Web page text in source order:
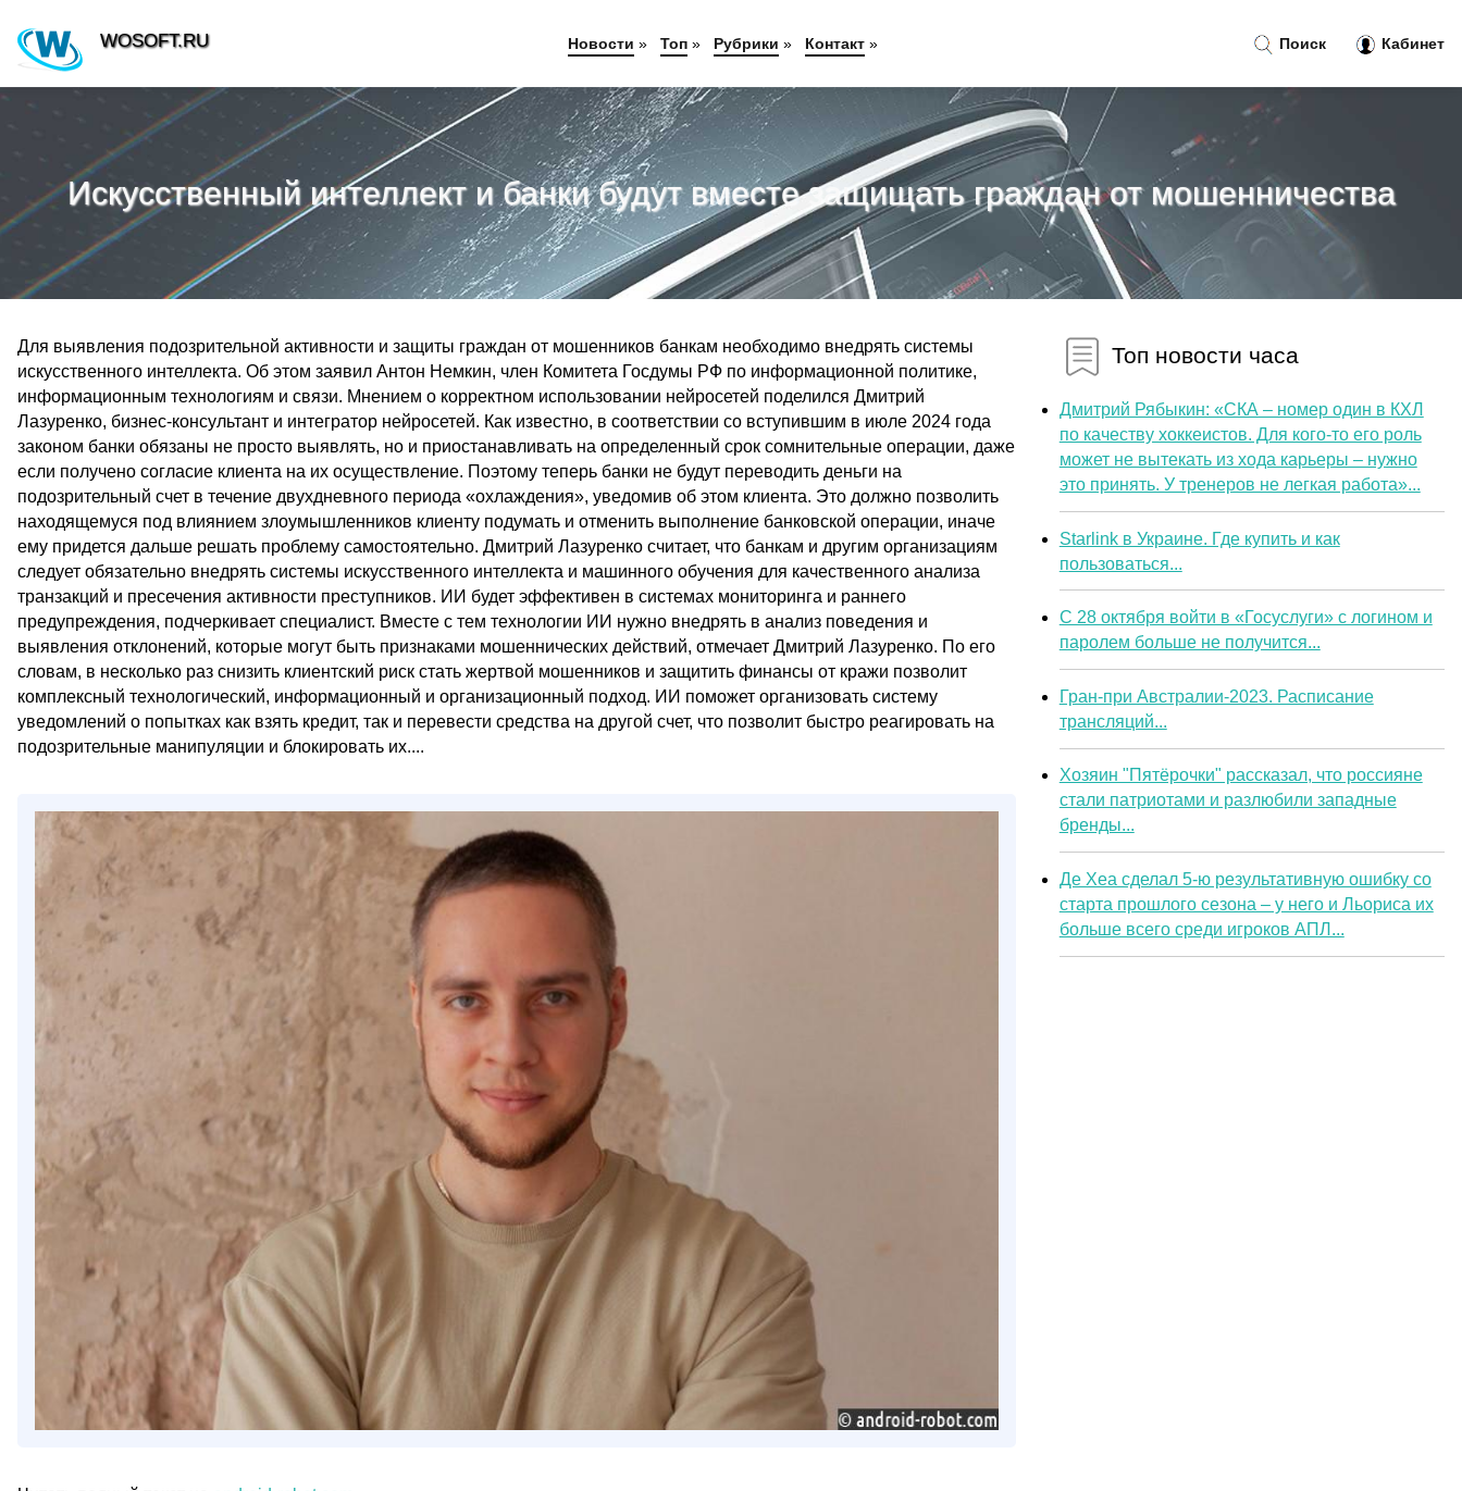
Искусственный интеллект и банки будут вместе защищать граждан от мошенничества
Для выявления подозрительной активности и защиты граждан от мошенников банкам необходимо внедрять системы
искусственного интеллекта. Об этом заявил Антон Немкин, член Комитета Госдумы РФ по информационной политике,
информационным технологиям и связи. Мнением о корректном использовании нейросетей поделился Дмитрий
Лазуренко, бизнес-консультант и интегратор нейросетей. Как известно, в соответствии со вступившим в июле 2024 года
законом банки обязаны не просто выявлять, но и приостанавливать на определенный срок сомнительные операции, даже
если получено согласие клиента на их осуществление. Поэтому теперь банки не будут переводить деньги на
подозрительный счет в течение двухдневного периода «охлаждения», уведомив об этом клиента. Это должно позволить
находящемуся под влиянием злоумышленников клиенту подумать и отменить выполнение банковской операции, иначе
ему придется дальше решать проблему самостоятельно. Дмитрий Лазуренко считает, что банкам и другим организациям
следует обязательно внедрять системы искусственного интеллекта и машинного обучения для качественного анализа
транзакций и пресечения активности преступников. ИИ будет эффективен в системах мониторинга и раннего
предупреждения, подчеркивает специалист. Вместе с тем технологии ИИ нужно внедрять в анализ поведения и
выявления отклонений, которые могут быть признаками мошеннических действий, отмечает Дмитрий Лазуренко. По его
словам, в несколько раз снизить клиентский риск стать жертвой мошенников и защитить финансы от кражи позволит
комплексный технологический, информационный и организационный подход. ИИ поможет организовать систему
уведомлений о попытках как взять кредит, так и перевести средства на другой счет, что позволит быстро реагировать на
подозрительные манипуляции и блокировать их....
Топ новости часа
Дмитрий Рябыкин: «СКА – номер один в КХЛ
по качеству хоккеистов. Для кого-то его роль
может не вытекать из хода карьеры – нужно
это принять. У тренеров не легкая работа»...
Starlink в Украине. Где купить и как
пользоваться...
С 28 октября войти в «Госуслуги» с логином и
паролем больше не получится...
Гран-при Австралии-2023. Расписание
трансляций...
Хозяин "Пятёрочки" рассказал, что россияне
стали патриотами и разлюбили западные
бренды...
Де Хеа сделал 5-ю результативную ошибку со
старта прошлого сезона – у него и Льориса их
больше всего среди игроков АПЛ...
Поиск Кабинет
WOSOFT.RU Новости » Топ» Рубрики » Контакт»